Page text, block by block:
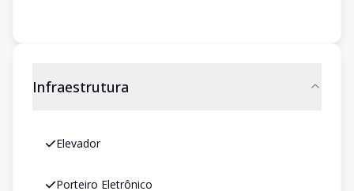
Infraestrutura
Elevador
Porteiro Eletrônico